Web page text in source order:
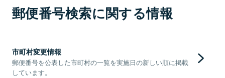
郵便番号検索に関する情報
市町村変更情報
郵便番号を公表した市町村の一覧を実施日の新しい順に掲載
しています。